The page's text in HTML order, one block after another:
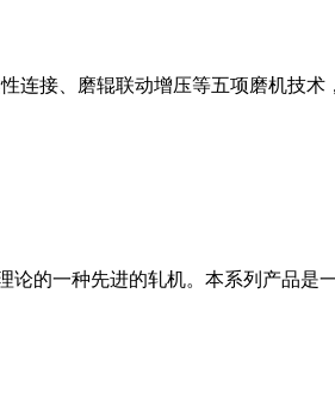
连接、磨辊联动增压等五项磨机技术
的一种先进的轧机。本系列产品是